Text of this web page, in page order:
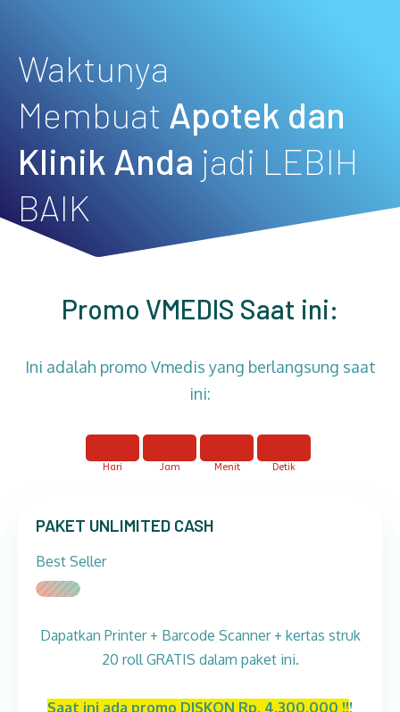
Waktunya
Membuat Apotek dan
Klinik Anda jadi LEBIH
BAIK
Promo VMEDIS Saat ini:
Ini adalah promo Vmedis yang berlangsung saat
ini:
Hari Jam Menit Detik
PAKET UNLIMITED CASH
Best Seller
Dapatkan Printer + Barcode Scanner + kertas struk
20 roll GRATIS dalam paket ini.
Saat ini ada promo DISKON Rp. 4.300.000 !!!